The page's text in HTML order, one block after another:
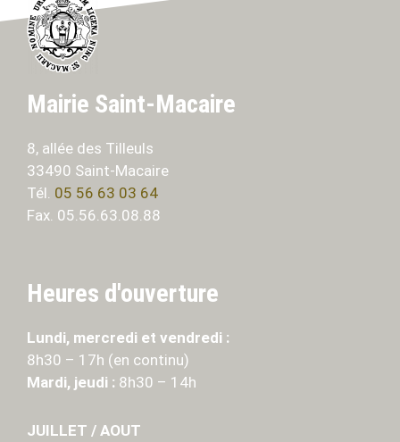
Mairie Saint-Macaire
8, allée des Tilleuls
33490 Saint-Macaire
Tél. 05 56 63 03 64
Fax. 05.56.63.08.88
Heures d'ouverture
Lundi, mercredi et vendredi :
8h30 – 17h (en continu)
Mardi, jeudi : 8h30 – 14h
JUILLET / AOUT